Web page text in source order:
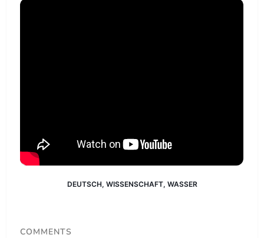
DEUTSCH, WISSENSCHAFT, WASSER
COMMENTS